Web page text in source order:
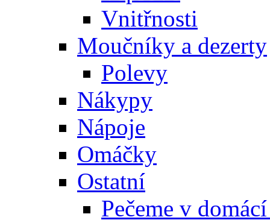
Vnitřnosti
Moučníky a dezerty
Polevy
Nákypy
Nápoje
Omáčky
Ostatní
Pečeme v